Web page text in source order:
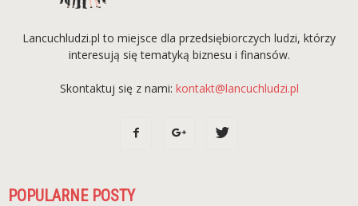
Lancuchludzi.pl to miejsce dla przedsiębiorczych ludzi, którzy
interesują się tematyką biznesu i finansów.
Skontaktuj się z nami: kontakt@lancuchludzi.pl
POPULARNE POSTY